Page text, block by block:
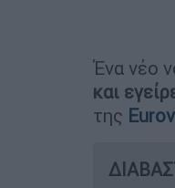
Ένα νέο
και
της